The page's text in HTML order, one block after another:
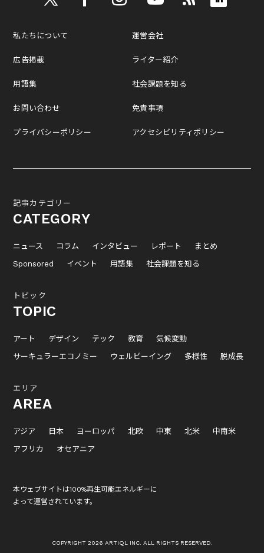
私たちについて
広告掲載
用語集
お問い合わせ
プライバシーポリシー
運営会社
ライター紹介
社会課題を知る
免責事項
アクセシビリティポリシー
記事カテゴリー
CATEGORY
ニュース コラム インタビュー レポート
まとめ
Sponsored
イベント 用語集 社会課題を知る
トピック
TOPIC
アート デザイン テック 教育
気候変動
サーキュラーエコノミー
ウェルビーイング 多様性 脱成長
エリア
AREA
アジア 日本 ヨーロッパ 北欧 中東 北米
中南米
アフリカ
オセアニア
本ウェブサイトは100%再生可能エネルギーに
よって運営されています。
COPYRIGHT 2026 ARTIQL INC. ALL RIGHTS RESERVED.